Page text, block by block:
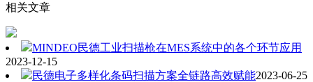
相关文章
MINDEO民德工业扫描枪在MES系统中的各个环节应用
2023-12-15
民德电子多样化条码扫描方案全链路高效赋能2023-06-25